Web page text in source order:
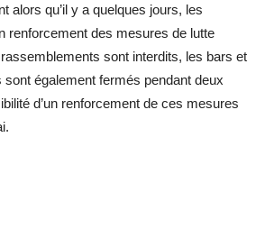
alors qu’il y a quelques jours, les
renforcement des mesures de lutte
sont interdits, les bars et
également fermés pendant deux
d’un renforcement de ces mesures